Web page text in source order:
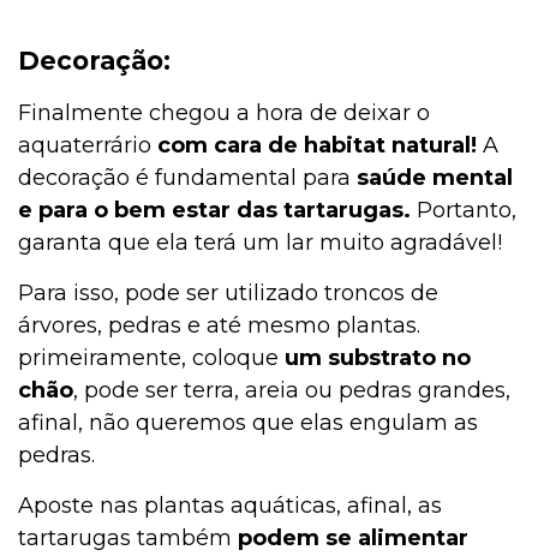
Decoração:
Finalmente chegou a hora de deixar o
aquaterrário com cara de habitat natural! A
decoração é fundamental para saúde mental
e para o bem estar das tartarugas. Portanto,
garanta que ela terá um lar muito agradável!
Para isso, pode ser utilizado troncos de
árvores, pedras e até mesmo plantas.
primeiramente, coloque um substrato no
chão, pode ser terra, areia ou pedras grandes,
afinal, não queremos que elas engulam as
pedras.
Aposte nas plantas aquáticas, afinal, as
tartarugas também podem se alimentar